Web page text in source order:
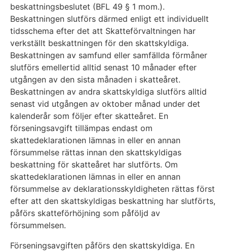
beskattningsbeslutet (BFL 49 § 1 mom.).
Beskattningen slutförs därmed enligt ett individuellt
tidsschema efter det att Skatteförvaltningen har
verkställt beskattningen för den skattskyldiga.
Beskattningen av samfund eller samfällda förmåner
slutförs emellertid alltid senast 10 månader efter
utgången av den sista månaden i skatteåret.
Beskattningen av andra skattskyldiga slutförs alltid
senast vid utgången av oktober månad under det
kalenderår som följer efter skatteåret. En
förseningsavgift tillämpas endast om
skattedeklarationen lämnas in eller en annan
försummelse rättas innan den skattskyldigas
beskattning för skatteåret har slutförts. Om
skattedeklarationen lämnas in eller en annan
försummelse av deklarationsskyldigheten rättas först
efter att den skattskyldigas beskattning har slutförts,
påförs skatteförhöjning som påföljd av
försummelsen.
Förseningsavgiften påförs den skattskyldiga. En